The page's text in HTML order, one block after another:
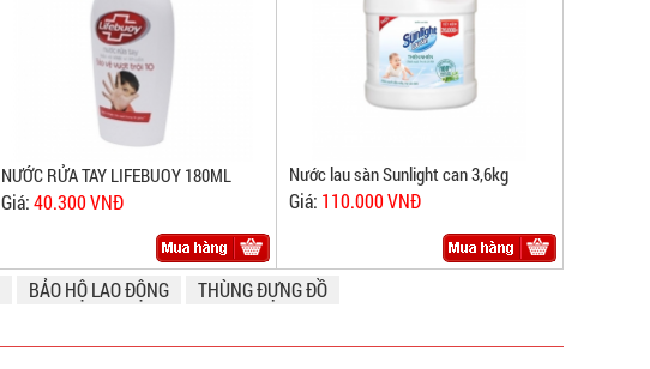
NƯỚC RỬA TAY LIFEBUOY 180ML
Giá:40.300 VNĐ
Nước lau sàn Sunlight can 3,6kg
Giá: 110.000 VNĐ
BẢO HỘ LAO ĐỘNG THÙNG ĐỰNG ĐỒ